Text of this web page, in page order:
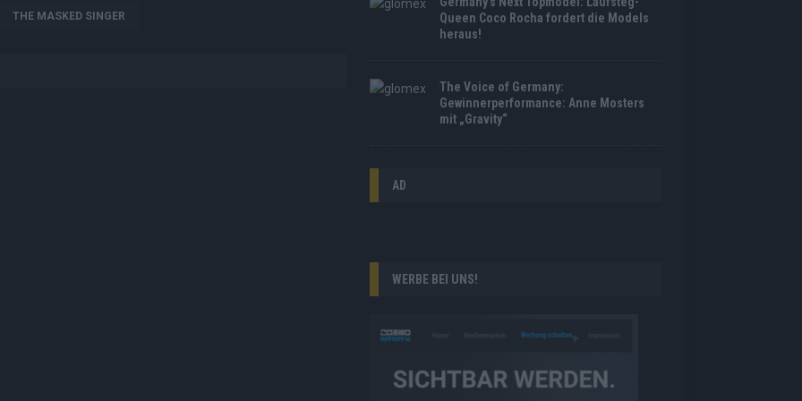
THE MASKED SINGER
Queen Coco Rocha fordert die Models
heraus!
The Voice of Germany:
Gewinnerperformance: Anne Mosters
mit „Gravity“
AD
WERBE BEI UNS!